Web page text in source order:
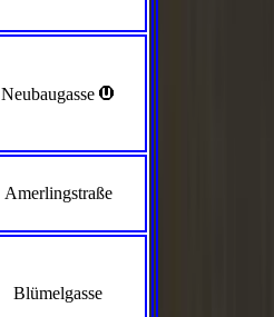
Neubaugasse >
Amerlingstraße
Blümelgasse